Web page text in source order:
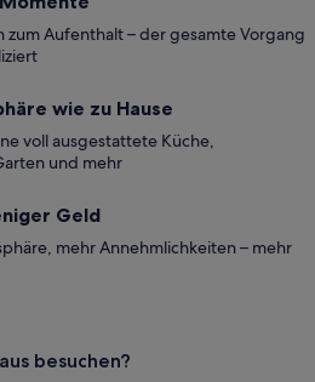
zum Aufenthalt – der gesamte Vorgang
wie zu Hause
voll ausgestattete Küche,
und mehr
Geld
mehr Annehmlichkeiten – mehr
besuchen?